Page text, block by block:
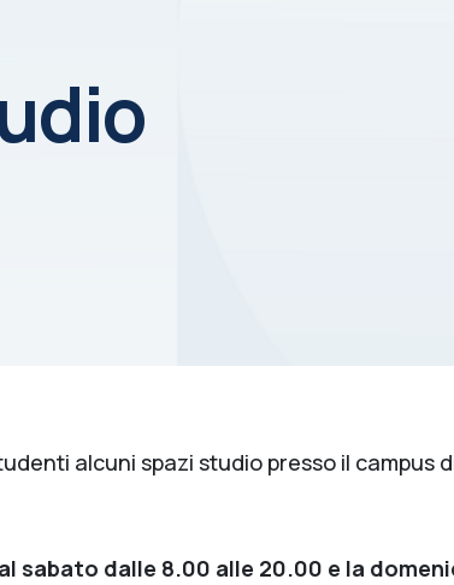
alcuni spazi studio presso il campus
sabato dalle 8.00 alle 20.00 e la